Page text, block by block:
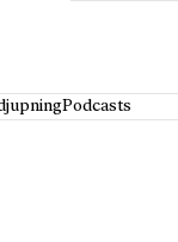
Podcasts